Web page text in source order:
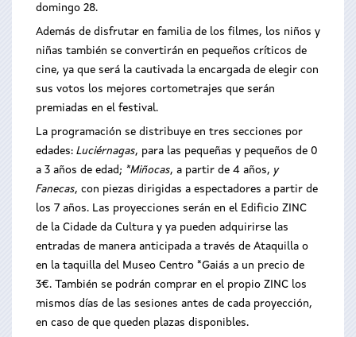
domingo 28.
Además de disfrutar en familia de los filmes, los niños y
niñas también se convertirán en pequeños críticos de
cine, ya que será la cautivada la encargada de elegir con
sus votos los mejores cortometrajes que serán
premiadas en el festival.
La programación se distribuye en tres secciones por
edades: Luciérnagas, para las pequeñas y pequeños de 0
a 3 años de edad; *Miñocas, a partir de 4 años, y
Fanecas, con piezas dirigidas a espectadores a partir de
los 7 años. Las proyecciones serán en el Edificio ZINC
de la Cidade da Cultura y ya pueden adquirirse las
entradas de manera anticipada a través de Ataquilla o
en la taquilla del Museo Centro *Gaiás a un precio de
3€. También se podrán comprar en el propio ZINC los
mismos días de las sesiones antes de cada proyección,
en caso de que queden plazas disponibles.